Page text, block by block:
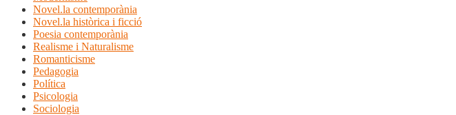
Novel.la contemporània
Novel.la històrica i ficció
Poesia contemporània
Realisme i Naturalisme
Romanticisme
Pedagogia
Política
Psicologia
Sociologia